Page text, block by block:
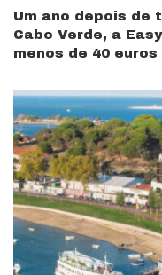
Um ano depois de
Cabo Verde, a
menos de 40 euros